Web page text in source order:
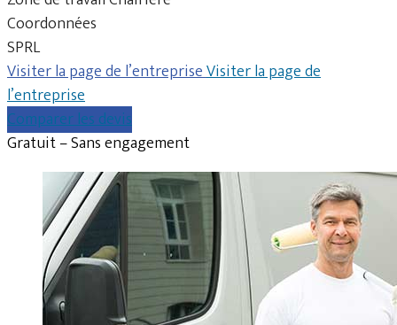
Coordonnées
SPRL
Visiter la page de l’entrepriseVisiter la page de
l’entreprise
Comparer les devis
Gratuit – Sans engagement